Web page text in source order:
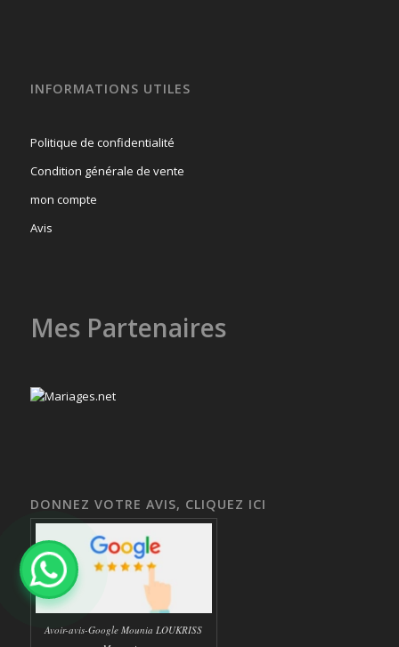
INFORMATIONS UTILES
Politique de confidentialité
Condition générale de vente
mon compte
Avis
Mes Partenaires
DONNEZ VOTRE AVIS, CLIQUEZ ICI
Avoir-avis-Google Mounia LOUKRISS